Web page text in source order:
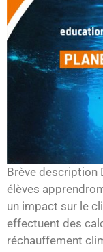
Brève description
élèves
un impact sur le
effectuent des
réchauffement